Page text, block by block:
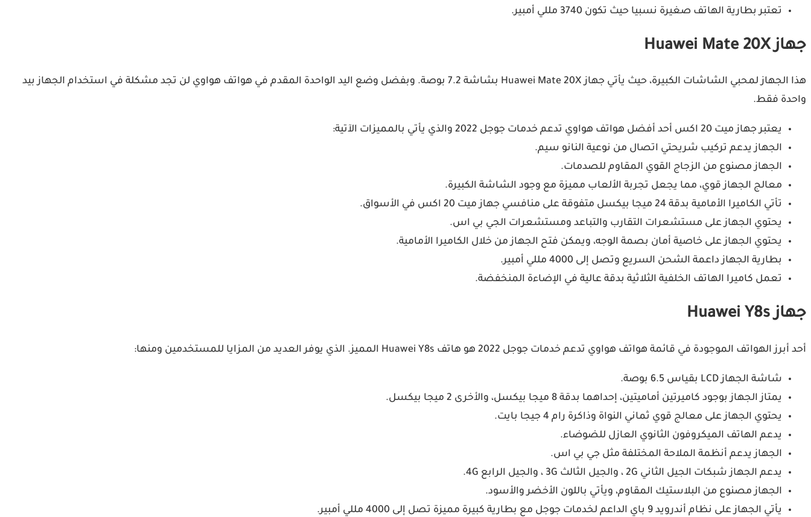
تعتبر بطارية الهاتف صغيرة نسبيا حيث تكون 3740 مللي أمبير.
جهاز Huawei Mate 20X
هذا الجهاز لمحبي الشاشات الكبيرة، حيث يأتي جهاز Huawei Mate 20X بشاشة 7.2 بوصة. وبفضل وضع اليد الواحدة المقدم في هواتف هواوي لن تجد مشكلة في استخدام الجهاز بيد
واحدة فقط.
يعتبر جهاز ميت 20 اكس أحد أفضل هواتف هواوي تدعم خدمات جوجل 2022 والذي يأتي بالمميزات الآتية:
الجهاز يدعم تركيب شريحتي اتصال من نوعية النانو سيم.
الجهاز مصنوع من الزجاج القوي المقاوم للصدمات.
معالج الجهاز قوي، مما يجعل تجربة الألعاب مميزة مع وجود الشاشة الكبيرة.
تأتي الكاميرا الأمامية بدقة 24 ميجا بيكسل متفوقة على منافسي جهاز ميت 20 اكس في الأسواق.
يحتوي الجهاز على مستشعرات التقارب والتباعد ومستشعرات الجي بي اس.
يحتوي الجهاز على خاصية أمان بصمة الوجه، ويمكن فتح الجهاز من خلال الكاميرا الأمامية.
بطارية الجهاز داعمة الشحن السريع وتصل إلى 4000 مللي أمبير.
تعمل كاميرا الهاتف الخلفية الثلاثية بدقة عالية في الإضاءة المنخفضة.
جهاز Huawei Y8s
أحد أبرز الهواتف الموجودة في قائمة هواتف هواوي تدعم خدمات جوجل 2022 هو هاتف Huawei Y8s المميز. الذي يوفر العديد من المزايا للمستخدمين ومنها:
شاشة الجهاز LCD بقياس 6.5 بوصة.
يمتاز الجهاز بوجود كاميرتين أماميتين، إحداهما بدقة 8 ميجا بيكسل، والأخرى 2 ميجا بيكسل.
يحتوي الجهاز على معالج قوي ثماني النواة وذاكرة رام 4 جيجا بايت.
يدعم الهاتف الميكروفون الثانوي العازل للضوضاء.
الجهاز يدعم أنظمة الملاحة المختلفة مثل جي بي اس.
يدعم الجهاز شبكات الجيل الثاني 2G ، والجيل الثالث 3G ، والجيل الرابع 4G.
الجهاز مصنوع من البلاستيك المقاوم، ويأتي باللون الأخضر والأسود.
يأتي الجهاز على نظام أندرويد 9 باي الداعم لخدمات جوجل مع بطارية كبيرة مميزة تصل إلى 4000 مللي أمبير.